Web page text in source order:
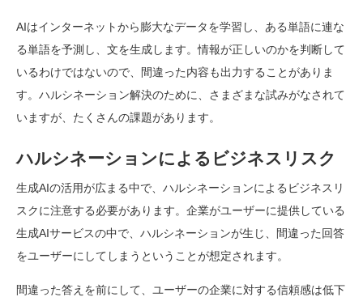
AIはインターネットから膨大なデータを学習し、ある単語に連な
る単語を予測し、文を生成します。情報が正しいのかを判断して
いるわけではないので、間違った内容も出力することがありま
す。ハルシネーション解決のために、さまざまな試みがなされて
いますが、たくさんの課題があります。
ハルシネーションによるビジネスリスク
生成AIの活用が広まる中で、ハルシネーションによるビジネスリ
スクに注意する必要があります。企業がユーザーに提供している
生成AIサービスの中で、ハルシネーションが生じ、間違った回答
をユーザーにしてしまうということが想定されます。
間違った答えを前にして、ユーザーの企業に対する信頼感は低下